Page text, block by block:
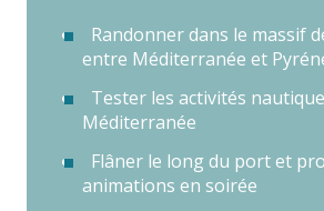
Randonner dans le massif
entre Méditerranée et
Tester les activités
Méditerranée
Flâner le long du port et
animations en soirée